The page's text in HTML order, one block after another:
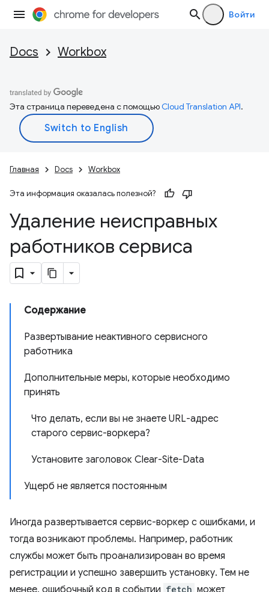
Войти
Docs Workbox
Эта страница переведена с помощьюCloud Translation API.
Главная Docs Workbox
Эта информация оказалась полезной?
Удаление неисправных
работников сервиса
Содержание
Развертывание неактивного сервисного
работника
Дополнительные меры, которые необходимо
принять
Что делать, если вы не знаете URL-адрес
старого сервис-воркера?
Установите заголовок Clear-Site-Data
Ущерб не является постоянным
Иногда развертывается сервис-воркер с ошибками, и
тогда возникают проблемы. Например, работник
службы может быть проанализирован во время
регистрации и успешно завершить установку. Тем не
менее, ошибочный код в событии fetch может